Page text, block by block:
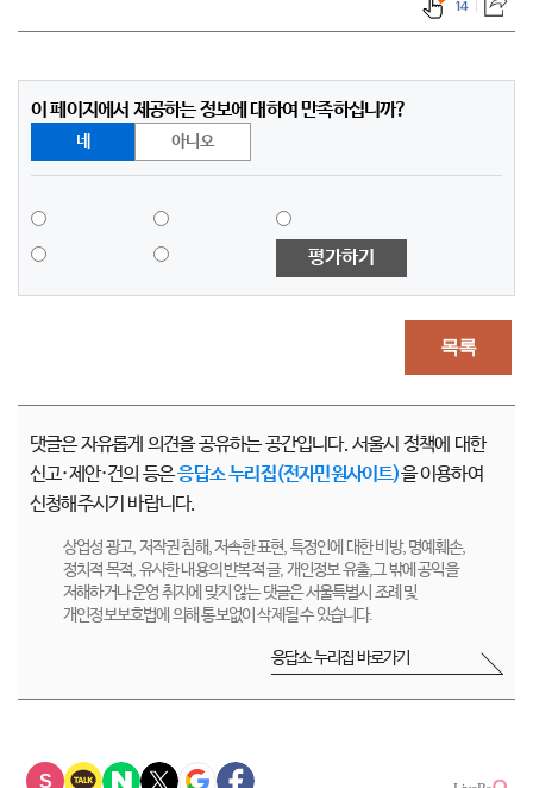
14
이 페이지에서 제공하는 정보에 대하여 만족하십니까?
네 아니오
평가하기
목록
댓글은 자유롭게 의견을 공유하는 공간입니다. 서울시 정책에 대한
신고·제안·건의 등은응답소 누리집(전자민원사이트)을 이용하여
신청해주시기 바랍니다.
상업성 광고, 저작권 침해, 저속한 표현, 특정인에 대한 비방, 명예훼손,
정치적 목적, 유사한 내용의 반복적 글, 개인정보 유출,그 밖에 공익을
저해하거나 운영 취지에 맞지 않는 댓글은 서울특별시 조례 및
개인정보보호법에 의해 통보없이 삭제될 수 있습니다.
응답소 누리집 바로가기